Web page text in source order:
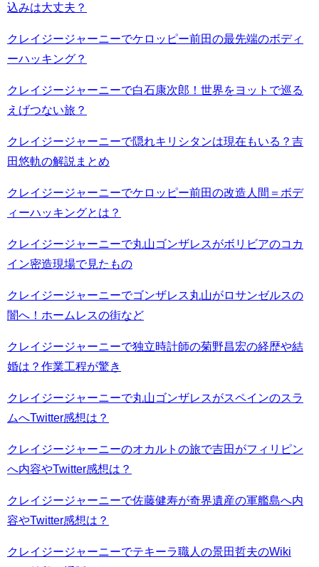
込みは大丈夫？
クレイジージャーニーでケロッピー前田の最先端のボディ
ーハッキング？
クレイジージャーニーで白石康次郎！世界をヨットで巡る
えげつない旅？
クレイジージャーニーで隠れキリシタンは現在もいる？吉
田悠軌の解説まとめ
クレイジージャーニーでケロッピー前田の改造人間＝ボデ
ィーハッキングとは？
クレイジージャーニーで丸山ゴンザレスがボリビアのコカ
イン密造現場で見たもの
クレイジージャーニーでゴンザレス丸山がロサンゼルスの
闇へ！ホームレスの街など
クレイジージャーニーで独立時計師の菊野昌宏の経歴や結
婚は？作業工程が驚き
クレイジージャーニーで丸山ゴンザレスがスペインのスラ
ムへTwitter感想は？
クレイジージャーニーのオカルトの旅で吉田がフィリピン
へ内容やTwitter感想は？
クレイジージャーニーで佐藤健寿が奇界遺産の軍艦島へ内
容やTwitter感想は？
クレイジージャーニーでテキーラ職人の景田哲夫のWiki